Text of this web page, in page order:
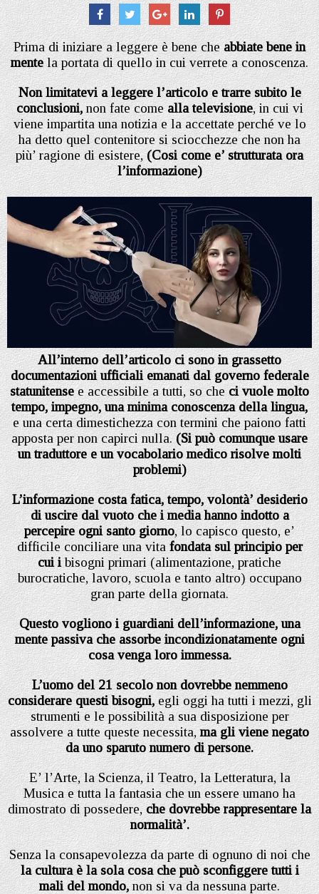
Prima di iniziare a leggere è bene cheabbiate bene in
mentela portata di quello in cui verrete a conoscenza.
Non limitatevi a leggere l’articolo e trarre subito le
conclusioni,non fate comealla televisione, in cui vi
viene impartita una notizia e la accettate perché ve lo
ha detto quel contenitore si sciocchezze che non ha
più’ ragione di esistere, (Cosi come e’ strutturata ora
l’informazione)
All’interno dell’articolo ci sono in grassetto
documentazioni ufficiali emanati dal governo federale
statunitensee accessibile a tutti, so checi vuole molto
tempo, impegno, una minima conoscenza della lingua,
e una certa dimestichezza con termini che paiono fatti
apposta per non capirci nulla.(Si può comunque usare
un traduttore e un vocabolario medico risolve molti
problemi)
L’informazione costa fatica, tempo, volontà’ desiderio
di uscire dal vuoto che i media hanno indotto a
percepire ogni santo giorno, lo capisco questo, e’
difficile conciliare una vitafondata sul principio per
cui ibisogni primari (alimentazione, pratiche
burocratiche, lavoro, scuola e tanto altro) occupano
gran parte della giornata.
Questo vogliono i guardiani dell’informazione, una
mente passiva che assorbe incondizionatamente ogni
cosa venga loro immessa.
L’uomo del 21 secolo non dovrebbe nemmeno
considerare questi bisogni,egli oggi ha tutti i mezzi, gli
strumenti e le possibilità a sua disposizione per
assolvere a tutte queste necessita,ma gli viene negato
da uno sparuto numero di persone.
E’ l’Arte, la Scienza, il Teatro, la Letteratura, la
Musica e tutta la fantasia che un essere umano ha
dimostrato di possedere,che dovrebbe rappresentare la
normalità’.
Senza la consapevolezza da parte di ognuno di noi che
la cultura è la sola cosa che può sconfiggere tutti i
mali del mondo,non si va da nessuna parte.